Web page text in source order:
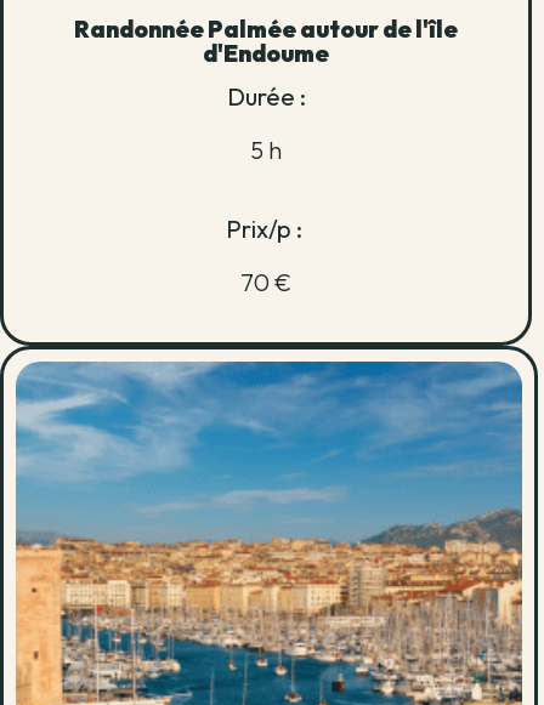
Randonnée Palmée autour de l'île
d'Endoume
Durée :
5 h
Prix/p :
70 €